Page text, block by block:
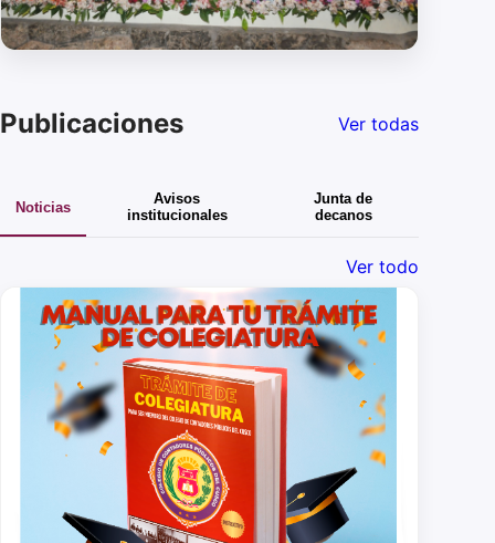
Publicaciones Ver todas
Noticias
Avisos
institucionales
Junta de
decanos
Ver todo